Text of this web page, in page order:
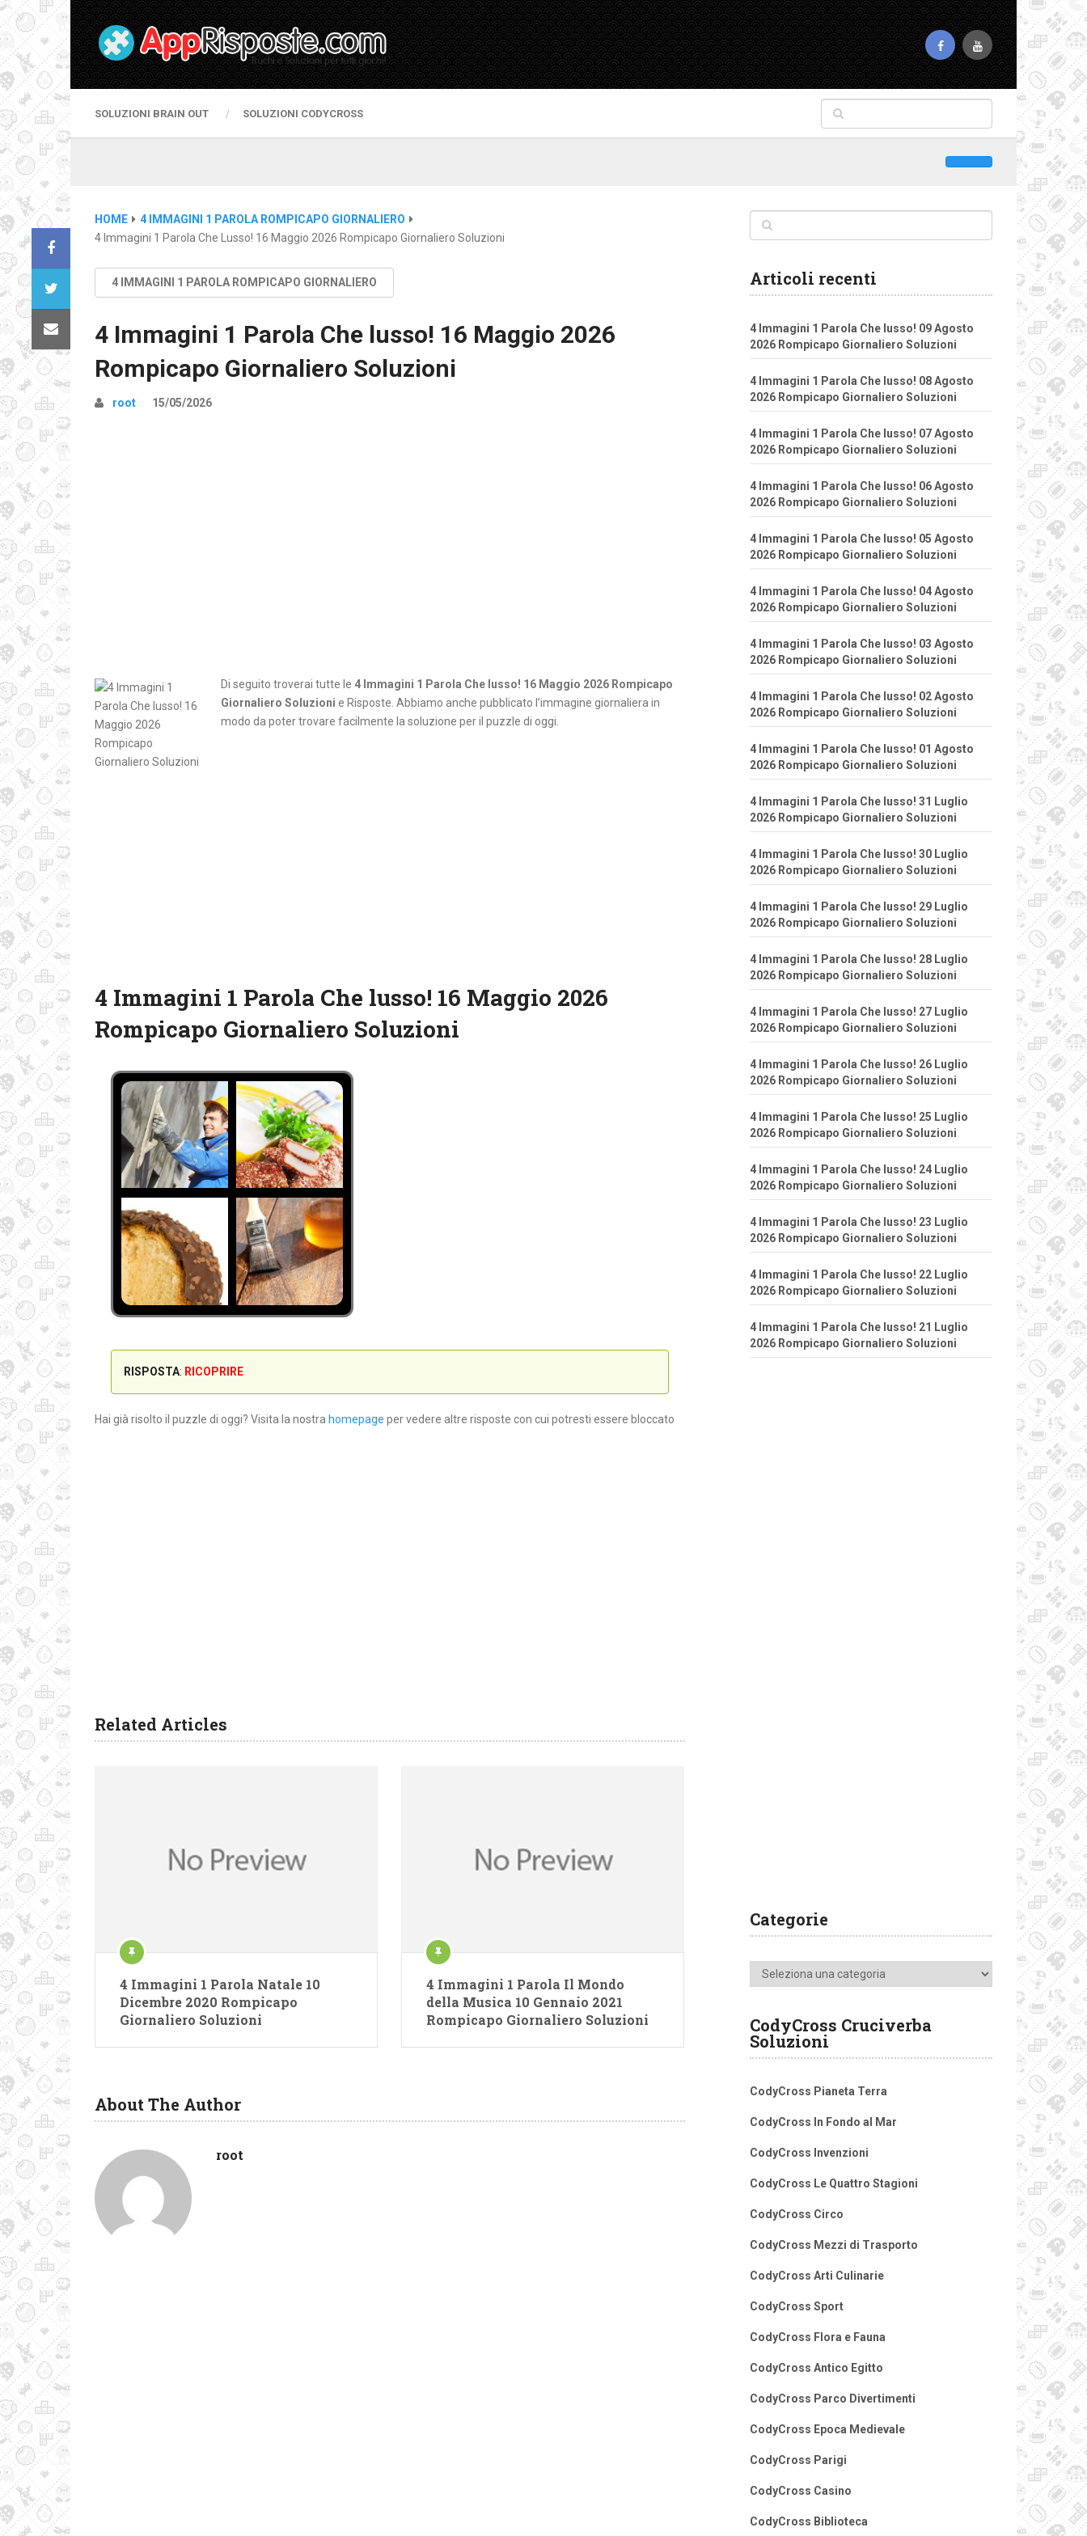
SOLUZIONI BRAIN OUT SOLUZIONI CODYCROSS
HOME
4 IMMAGINI 1 PAROLA ROMPICAPO GIORNALIERO
4 Immagini 1 Parola Che Lusso! 16 Maggio 2026 Rompicapo Giornaliero Soluzioni
4 IMMAGINI 1 PAROLA ROMPICAPO GIORNALIERO
4 Immagini 1 Parola Che lusso! 16 Maggio 2026
Rompicapo Giornaliero Soluzioni
root 15/05/2026
Di seguito troverai tutte le 4 Immagini 1 Parola Che lusso! 16 Maggio 2026 Rompicapo
Giornaliero Soluzioni e Risposte. Abbiamo anche pubblicato l’immagine giornaliera in
modo da poter trovare facilmente la soluzione per il puzzle di oggi.
4 Immagini 1 Parola Che lusso! 16 Maggio 2026
Rompicapo Giornaliero Soluzioni
RISPOSTA: RICOPRIRE
Hai già risolto il puzzle di oggi? Visita la nostra homepage per vedere altre risposte con cui potresti essere bloccato
Related Articles
4 Immagini 1 Parola Natale 10
Dicembre 2020 Rompicapo
Giornaliero Soluzioni
4 Immagini 1 Parola Il Mondo
della Musica 10 Gennaio 2021
Rompicapo Giornaliero Soluzioni
About The Author
root
Articoli recenti
4 Immagini 1 Parola Che lusso! 09 Agosto
2026 Rompicapo Giornaliero Soluzioni
4 Immagini 1 Parola Che lusso! 08 Agosto
2026 Rompicapo Giornaliero Soluzioni
4 Immagini 1 Parola Che lusso! 07 Agosto
2026 Rompicapo Giornaliero Soluzioni
4 Immagini 1 Parola Che lusso! 06 Agosto
2026 Rompicapo Giornaliero Soluzioni
4 Immagini 1 Parola Che lusso! 05 Agosto
2026 Rompicapo Giornaliero Soluzioni
4 Immagini 1 Parola Che lusso! 04 Agosto
2026 Rompicapo Giornaliero Soluzioni
4 Immagini 1 Parola Che lusso! 03 Agosto
2026 Rompicapo Giornaliero Soluzioni
4 Immagini 1 Parola Che lusso! 02 Agosto
2026 Rompicapo Giornaliero Soluzioni
4 Immagini 1 Parola Che lusso! 01 Agosto
2026 Rompicapo Giornaliero Soluzioni
4 Immagini 1 Parola Che lusso! 31 Luglio
2026 Rompicapo Giornaliero Soluzioni
4 Immagini 1 Parola Che lusso! 30 Luglio
2026 Rompicapo Giornaliero Soluzioni
4 Immagini 1 Parola Che lusso! 29 Luglio
2026 Rompicapo Giornaliero Soluzioni
4 Immagini 1 Parola Che lusso! 28 Luglio
2026 Rompicapo Giornaliero Soluzioni
4 Immagini 1 Parola Che lusso! 27 Luglio
2026 Rompicapo Giornaliero Soluzioni
4 Immagini 1 Parola Che lusso! 26 Luglio
2026 Rompicapo Giornaliero Soluzioni
4 Immagini 1 Parola Che lusso! 25 Luglio
2026 Rompicapo Giornaliero Soluzioni
4 Immagini 1 Parola Che lusso! 24 Luglio
2026 Rompicapo Giornaliero Soluzioni
4 Immagini 1 Parola Che lusso! 23 Luglio
2026 Rompicapo Giornaliero Soluzioni
4 Immagini 1 Parola Che lusso! 22 Luglio
2026 Rompicapo Giornaliero Soluzioni
4 Immagini 1 Parola Che lusso! 21 Luglio
2026 Rompicapo Giornaliero Soluzioni
Categorie
Categorie
CodyCross Cruciverba
Soluzioni
CodyCross Pianeta Terra
CodyCross In Fondo al Mar
CodyCross Invenzioni
CodyCross Le Quattro Stagioni
CodyCross Circo
CodyCross Mezzi di Trasporto
CodyCross Arti Culinarie
CodyCross Sport
CodyCross Flora e Fauna
CodyCross Antico Egitto
CodyCross Parco Divertimenti
CodyCross Epoca Medievale
CodyCross Parigi
CodyCross Casino
CodyCross Biblioteca